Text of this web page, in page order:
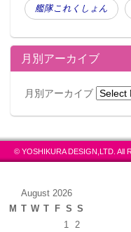
艦隊これくしょん
月別アーカイブ
月別アーカイブ
© YOSHIKURA DESIGN,LTD. All
August 2026
M T W T F S S
1
2